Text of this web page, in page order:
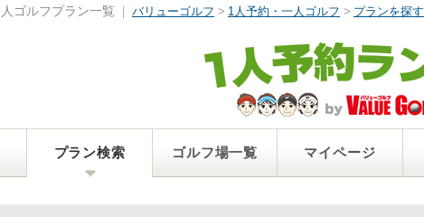
ゴルフプラン一覧 ｜ バリューゴルフ > 1人予約・一人ゴルフ > プランを探す
プラン検索 ゴルフ場一覧 マイページ